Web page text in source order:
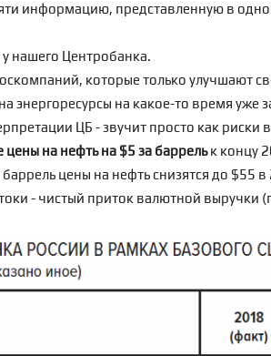
информацию, представленную в
нашего Центробанка.
которые только улучшают
энергоресурсы на какое-то время уже
ЦБ - звучит просто как
на нефть на $5 за баррельк концу
цены на нефть снизятся до $55
- чистый приток валютной выручки